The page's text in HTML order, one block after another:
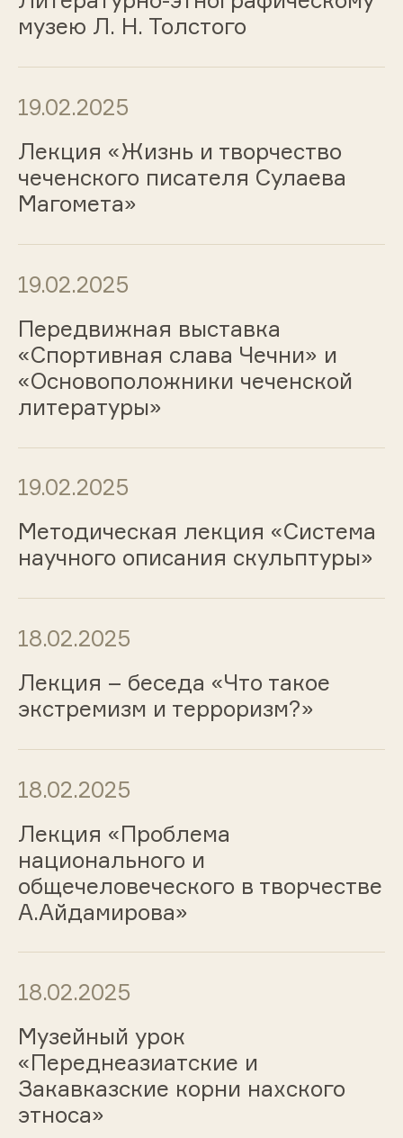
музею Л. Н. Толстого
19.02.2025
Лекция «Жизнь и творчество
чеченского писателя Сулаева
Магомета»
19.02.2025
Передвижная выставка
«Спортивная слава Чечни» и
«Основоположники чеченской
литературы»
19.02.2025
Методическая лекция «Система
научного описания скульптуры»
18.02.2025
Лекция – беседа «Что такое
экстремизм и терроризм?»
18.02.2025
Лекция «Проблема
национального и
общечеловеческого в творчестве
А.Айдамирова»
18.02.2025
Музейный урок
«Переднеазиатские и
Закавказские корни нахского
этноса»